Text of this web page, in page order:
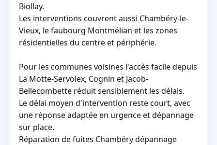
Biollay.
Les interventions couvrent aussi Chambéry-le-
Vieux, le faubourg Montmélian et les zones
résidentielles du centre et périphérie.
Pour les communes voisines l'accès facile depuis
La Motte-Servolex, Cognin et Jacob-
Bellecombette réduit sensiblement les délais.
Le délai moyen d'intervention reste court, avec
une réponse adaptée en urgence et dépannage
sur place.
Réparation de fuites Chambéry dépannage